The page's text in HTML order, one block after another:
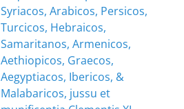
Syriacos, Arabicos, Persicos,
Turcicos, Hebraicos,
Samaritanos, Armenicos,
Aethiopicos, Graecos,
Aegyptiacos, Ibericos, &
Malabaricos, jussu et